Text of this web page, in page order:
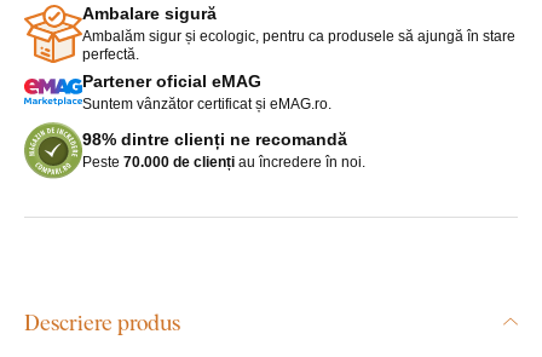
Ambalare sigură
Ambalăm sigur și ecologic, pentru ca produsele să ajungă în stare
perfectă.
Partener oficial eMAG
Suntem vânzător certificat și eMAG.ro.
98% dintre clienți ne recomandă
Peste 70.000 de clienți au încredere în noi.
Descriere produs